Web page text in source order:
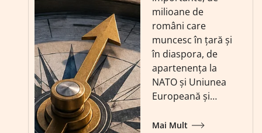
milioane de
români care
muncesc în țară și
în diaspora, de
apartenența la
NATO și Uniunea
Europeană și…
Mai Mult